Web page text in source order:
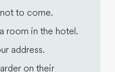
to come.
a room in the hotel.
address.
on their